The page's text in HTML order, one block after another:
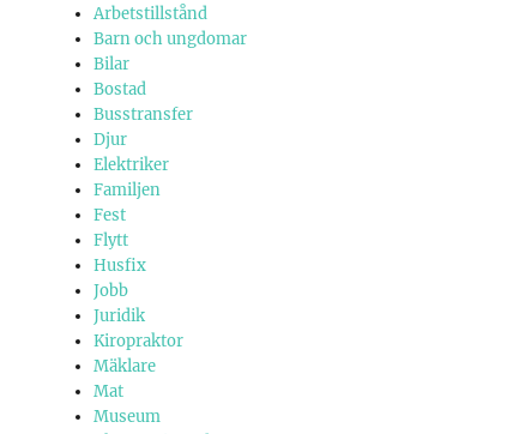
Arbetstillstånd
Barn och ungdomar
Bilar
Bostad
Busstransfer
Djur
Elektriker
Familjen
Fest
Flytt
Husfix
Jobb
Juridik
Kiropraktor
Mäklare
Mat
Museum